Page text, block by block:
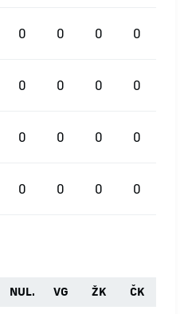
0 0 0 0
0 0 0 0
0 0 0 0
0 0 0 0
NUL. VG ŽK ČK